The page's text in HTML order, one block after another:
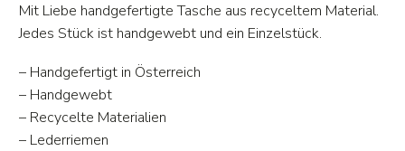
Preis
war:
265,00 €
Preis
ist:
199,00 €.
Mit Liebe handgefertigte Tasche aus recyceltem Material.
Jedes Stück ist handgewebt und ein Einzelstück.
– Handgefertigt in Österreich
– Handgewebt
– Recycelte Materialien
– Lederriemen